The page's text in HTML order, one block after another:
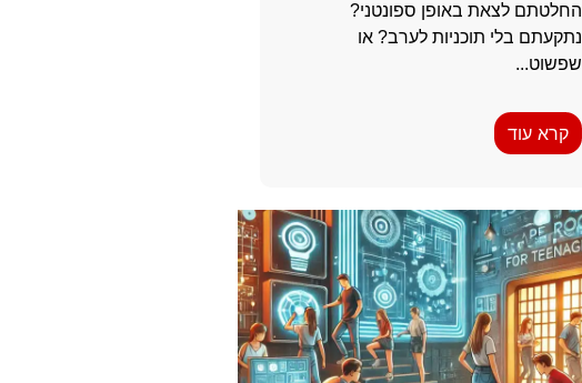
החלטתם לצאת באופן ספונטני?
נתקעתם בלי תוכניות לערב? או
שפשוט...
קרא עוד